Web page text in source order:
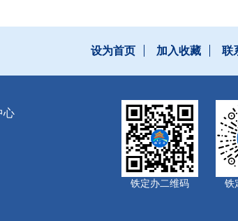
设为首页 加入收藏 联
心
铁定办二维码 铁